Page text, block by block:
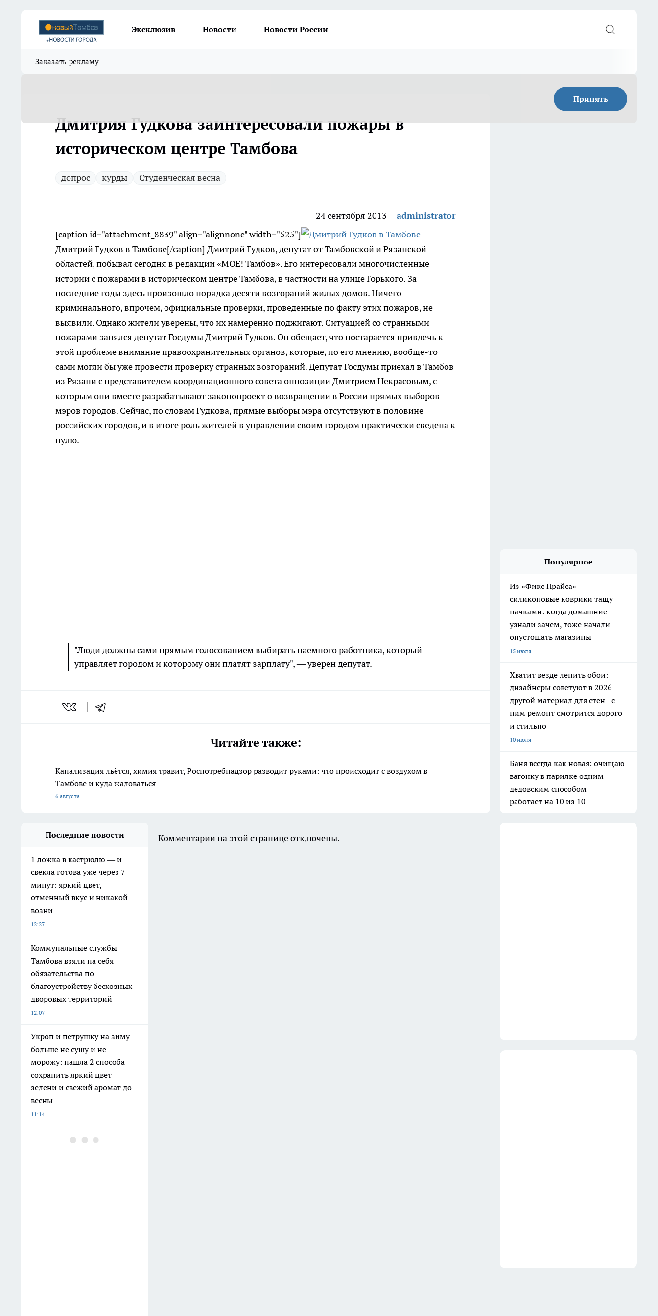
Эксклюзив Новости Новости России
Заказать рекламу
Принять
Дмитрия Гудкова заинтересовали пожары в
историческом центре Тамбова
допрос курды Студенческая весна
24 сентября 2013
administrator
[caption id="attachment_8839" align="alignnone" width="525"]
Дмитрий Гудков в Тамбове[/caption] Дмитрий Гудков, депутат от Тамбовской и Рязанской
областей, побывал сегодня в редакции «МОЁ! Тамбов». Его интересовали многочисленные
истории с пожарами в историческом центре Тамбова, в частности на улице Горького. За
последние годы здесь произошло порядка десяти возгораний жилых домов. Ничего
криминального, впрочем, официальные проверки, проведенные по факту этих пожаров, не
выявили. Однако жители уверены, что их намеренно поджигают. Ситуацией со странными
пожарами занялся депутат Госдумы Дмитрий Гудков. Он обещает, что постарается привлечь к
этой проблеме внимание правоохранительных органов, которые, по его мнению, вообще-то
сами могли бы уже провести проверку странных возгораний. Депутат Госдумы приехал в Тамбов
из Рязани с представителем координационного совета оппозиции Дмитрием Некрасовым, с
которым они вместе разрабатывают законопроект о возвращении в России прямых выборов
мэров городов. Сейчас, по словам Гудкова, прямые выборы мэра отсутствуют в половине
российских городов, и в итоге роль жителей в управлении своим городом практически сведена к
нулю.
"Люди должны сами прямым голосованием выбирать наемного работника, который
управляет городом и которому они платят зарплату", — уверен депутат.
Читайте также:
Канализация льётся, химия травит, Роспотребнадзор разводит руками: что происходит с воздухом в
Тамбове и куда жаловаться
6 августа
Популярное
Из «Фикс Прайса»
силиконовые коврики тащу
пачками: когда домашние
узнали зачем, тоже начали
опустошать магазины
15 июля
Хватит везде лепить обои:
дизайнеры советуют в 2026
другой материал для стен - с
ним ремонт смотрится дорого
и стильно
10 июля
Последние новости
1 ложка в кастрюлю — и
свекла готова уже через 7
минут: яркий цвет,
отменный вкус и никакой
возни
12:27
Коммунальные службы
Тамбова взяли на себя
обязательства по
благоустройству бесхозных
дворовых территорий
12:07
Укроп и петрушку на зиму
больше не сушу и не
морожу: нашла 2 способа
сохранить яркий цвет
зелени и свежий аромат до
весны
11:14
В Тамбовской области 8
Комментарии на этой странице отключены.